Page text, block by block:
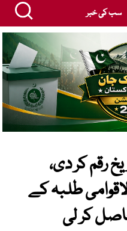
سب کی خبر
رقم کر دی،
375 بین الاقوامی طلبہ کے
کر لی